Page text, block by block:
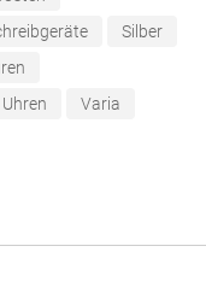
Silber
Uhren
Varia